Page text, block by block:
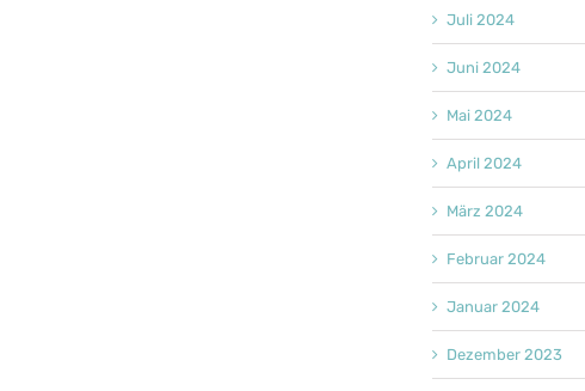
Juli 2024
Juni 2024
Mai 2024
April 2024
März 2024
Februar 2024
Januar 2024
Dezember 2023